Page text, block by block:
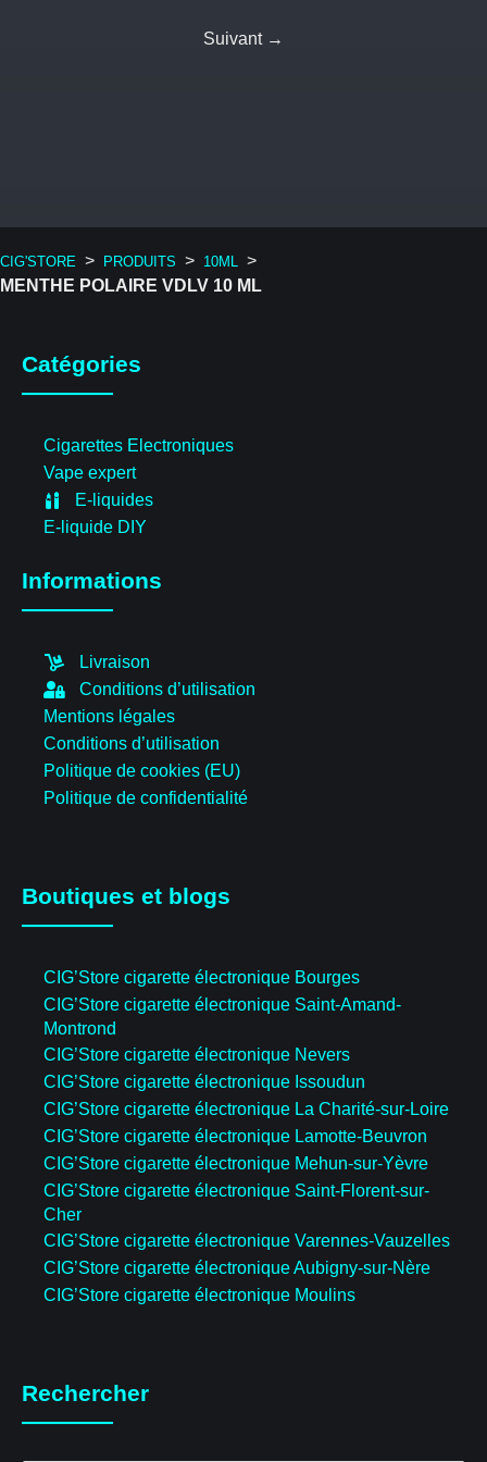
Suivant →
CIG'STORE > PRODUITS > 10ML >
MENTHE POLAIRE VDLV 10 ML
Catégories
Cigarettes Electroniques
Vape expert
E-liquides
E-liquide DIY
Informations
Livraison
Conditions d’utilisation
Mentions légales
Conditions d’utilisation
Politique de cookies (EU)
Politique de confidentialité
Boutiques et blogs
CIG’Store cigarette électronique Bourges
CIG’Store cigarette électronique Saint-Amand-
Montrond
CIG’Store cigarette électronique Nevers
CIG’Store cigarette électronique Issoudun
CIG’Store cigarette électronique La Charité-sur-Loire
CIG’Store cigarette électronique Lamotte-Beuvron
CIG’Store cigarette électronique Mehun-sur-Yèvre
CIG’Store cigarette électronique Saint-Florent-sur-
Cher
CIG’Store cigarette électronique Varennes-Vauzelles
CIG’Store cigarette électronique Aubigny-sur-Nère
CIG’Store cigarette électronique Moulins
Rechercher